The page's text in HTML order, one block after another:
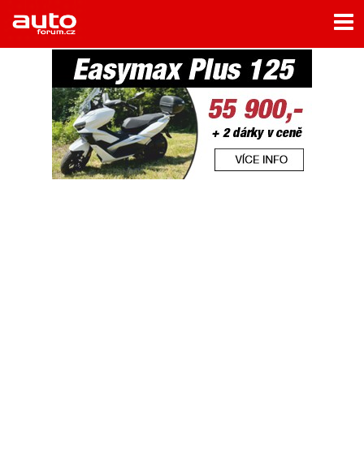
Home
Rubriky
- Jízdní dojmy a další testy
- Bleskovky